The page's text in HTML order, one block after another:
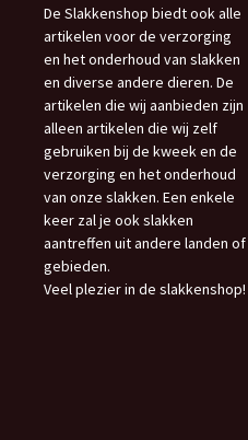
De Slakkenshop biedt ook alle
artikelen voor de verzorging
en het onderhoud van slakken
en diverse andere dieren. De
artikelen die wij aanbieden zijn
alleen artikelen die wij zelf
gebruiken bij de kweek en de
verzorging en het onderhoud
van onze slakken. Een enkele
keer zal je ook slakken
aantreffen uit andere landen of
gebieden.
Veel plezier in de slakkenshop!